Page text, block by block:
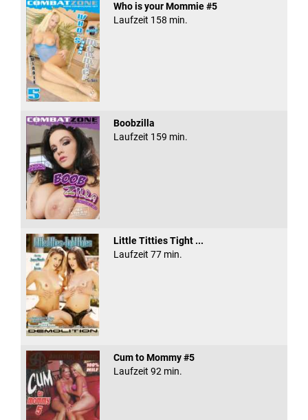
Who is your Mommie #5
Laufzeit 158 min.
Boobzilla
Laufzeit 159 min.
Little Titties Tight ...
Laufzeit 77 min.
Cum to Mommy #5
Laufzeit 92 min.